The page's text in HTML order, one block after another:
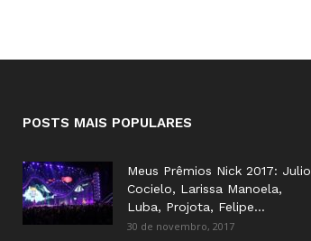
POSTS MAIS POPULARES
Meus Prêmios Nick 2017: Julio
Cocielo, Larissa Manoela,
Luba, Projota, Felipe...
30 de novembro, 2017